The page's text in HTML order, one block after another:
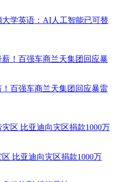
学英语：AI人工智能已可替
百强车商兰天集团回应暴雷
比亚迪向灾区捐款1000万